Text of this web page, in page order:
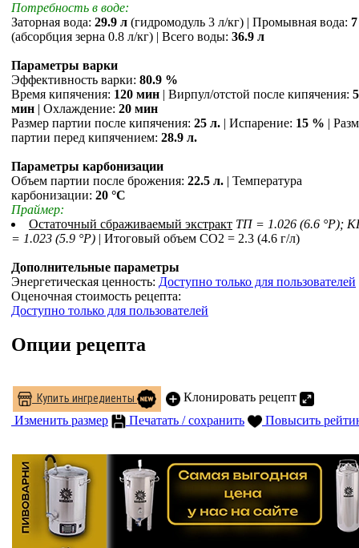
Потребность в воде:
Заторная вода: 29.9 л (гидромодуль 3 л/кг) | Промывная вода:
(абсорбция зерна 0.8 л/кг) | Всего воды: 36.9 л
Параметры варки
Эффективность варки: 80.9 %
Время кипячения: 120 мин | Вирпул/отстой после кипячения: 5
мин | Охлаждение: 20 мин
Размер партии после кипячения: 25 л. | Испарение: 15 % |
партии перед кипячением: 28.9 л.
Параметры карбонизации
Объем партии после брожения: 22.5 л. | Температура
карбонизации: 20 °С
Праймер:
Остаточный сбраживаемый экстракт ТП = 1.026 (6.6 °P);
= 1.023 (5.9 °P) | Итоговый объем СO2 = 2.3 (4.6 г/л)
Дополнительные параметры
Энергетическая ценность: Доступно только для пользователей
Оценочная стоимость рецепта:
Доступно только для пользователей
Опции рецепта
Купить ингредиенты
Клонировать рецепт
Изменить размер
Печатать / сохранить Повысить